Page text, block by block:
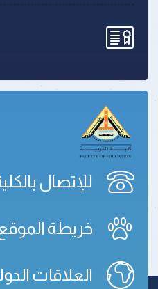
للإتصال
خريطة
العلاقات